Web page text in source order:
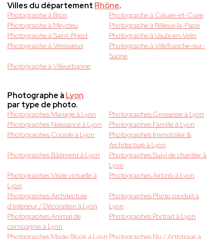
Villes du département Rhône.
Photographe à Bron
Photographe à Caluire-et-Cuire
Photographe à Meyzieu
Photographe à Rillieux-la-Pape
Photographe à Saint-Priest
Photographe à Vaulx-en-Velin
Photographe à Vénissieux
Photographe à Villefranche-sur-
Saône
Photographe à Villeurbanne
Photographe à Lyon
par type de photo.
Photographes Mariage à Lyon
Photographes Grossesse à Lyon
Photographes Naissance à Lyon
Photographes Famille à Lyon
Photographes Couple à Lyon
Photographes Immobilier &
Architecture à Lyon
Photographes Bâtiment à Lyon
Photographes Suivi de chantier à
Lyon
Photographes Visite virtuelle à
Lyon
Photographes Airbnb à Lyon
Photographes Architecture
d'intérieur / Décoration à Lyon
Photographes Photo produit à
Lyon
Photographes Animal de
compagnie à Lyon
Photographes Portrait à Lyon
Photographes Mode/Book à Lyon Photographes Nu / Artistique à